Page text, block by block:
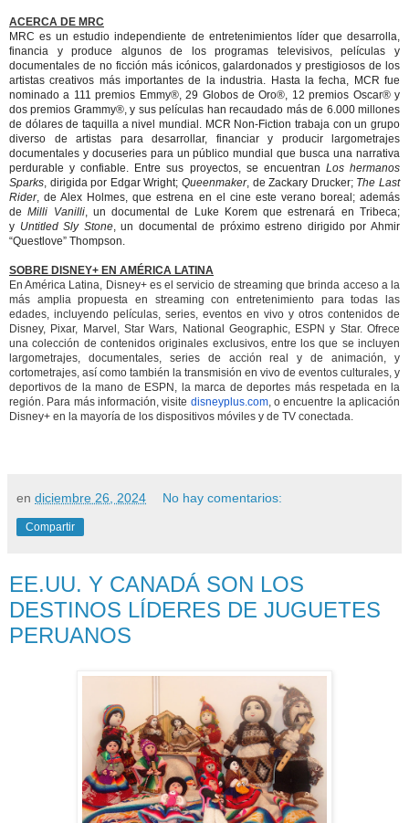
ACERCA DE MRC
MRC es un estudio independiente de entretenimientos líder que desarrolla,
financia y produce algunos de los programas televisivos, películas y
documentales de no ficción más icónicos, galardonados y prestigiosos de los
artistas creativos más importantes de la industria. Hasta la fecha, MCR fue
nominado a 111 premios Emmy®, 29 Globos de Oro®, 12 premios Oscar® y
dos premios Grammy®, y sus películas han recaudado más de 6.000 millones
de dólares de taquilla a nivel mundial. MCR Non-Fiction trabaja con un grupo
diverso de artistas para desarrollar, financiar y producir largometrajes
documentales y docuseries para un público mundial que busca una narrativa
perdurable y confiable. Entre sus proyectos, se encuentran Los hermanos
Sparks, dirigida por Edgar Wright; Queenmaker, de Zackary Drucker; The Last
Rider, de Alex Holmes, que estrena en el cine este verano boreal; además
deMilli Vanilli, un documental de Luke Korem que estrenará en Tribeca;
y Untitled Sly Stone, un documental de próximo estreno dirigido por Ahmir
“Questlove” Thompson.
SOBRE DISNEY+ EN AMÉRICA LATINA
En América Latina, Disney+ es el servicio de streaming que brinda acceso a la
más amplia propuesta en streaming con entretenimiento para todas las
edades, incluyendo películas, series, eventos en vivo y otros contenidos de
Disney, Pixar, Marvel, Star Wars, National Geographic, ESPN y Star. Ofrece
una colección de contenidos originales exclusivos, entre los que se incluyen
largometrajes, documentales, series de acción real y de animación, y
cortometrajes, así como también la transmisión en vivo de eventos culturales, y
deportivos de la mano de ESPN, la marca de deportes más respetada en la
región. Para más información, visite disneyplus.com, o encuentre la aplicación
Disney+ en la mayoría de los dispositivos móviles y de TV conectada.
en diciembre 26, 2024 No hay comentarios:
Compartir
EE.UU. Y CANADÁ SON LOS
DESTINOS LÍDERES DE JUGUETES
PERUANOS